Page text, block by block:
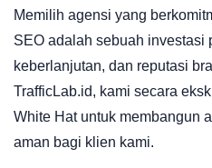
Memilih agensi yang
SEO adalah sebuah investasi
keberlanjutan, dan reputasi
TrafficLab.id, kami secara
White Hat untuk membangun
aman bagi klien kami.